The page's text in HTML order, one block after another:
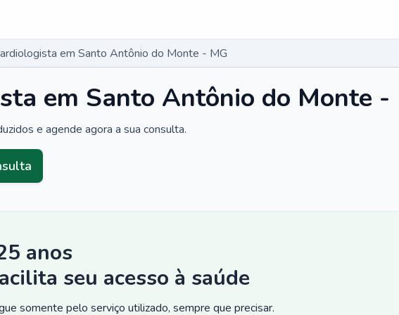
em Santo Antônio do Monte - MG
em Santo Antônio do Monte -
e agende agora a sua consulta.
anos
seu acesso à saúde
somente pelo serviço utilizado, sempre que precisar.